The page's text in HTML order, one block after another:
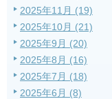
2025年11月 (19)
2025年10月 (21)
2025年9月 (20)
2025年8月 (16)
2025年7月 (18)
2025年6月 (8)